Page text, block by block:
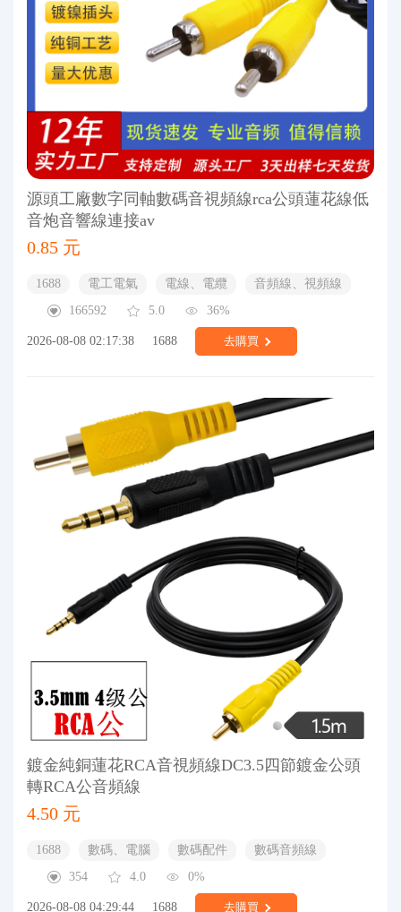
源頭工廠數字同軸數碼音視頻線rca公頭蓮花線低
音炮音響線連接av
0.85 元
1688 電工電氣 電線、電纜
音頻線、視頻線
166592
5.0 36%
2026-08-08 02:17:38 1688 去購買
鍍金純銅蓮花RCA音視頻線DC3.5四節鍍金公頭
轉RCA公音頻線
4.50 元
1688 數碼、電腦 數碼配件
數碼音頻線
354
4.0 0%
2026-08-08 04:29:44 1688 去購買